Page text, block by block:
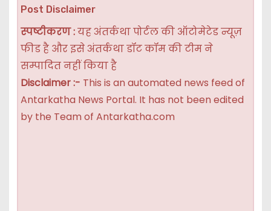
Post Disclaimer
स्पष्टीकरण :यह अंतर्कथा पोर्टल की ऑटोमेटेड न्यूज़
फीड है और इसे अंतर्कथा डॉट कॉम की टीम ने
सम्पादित नहीं किया है
Disclaimer :- This is an automated news feed of
Antarkatha News Portal. It has not been edited
by the Team of Antarkatha.com